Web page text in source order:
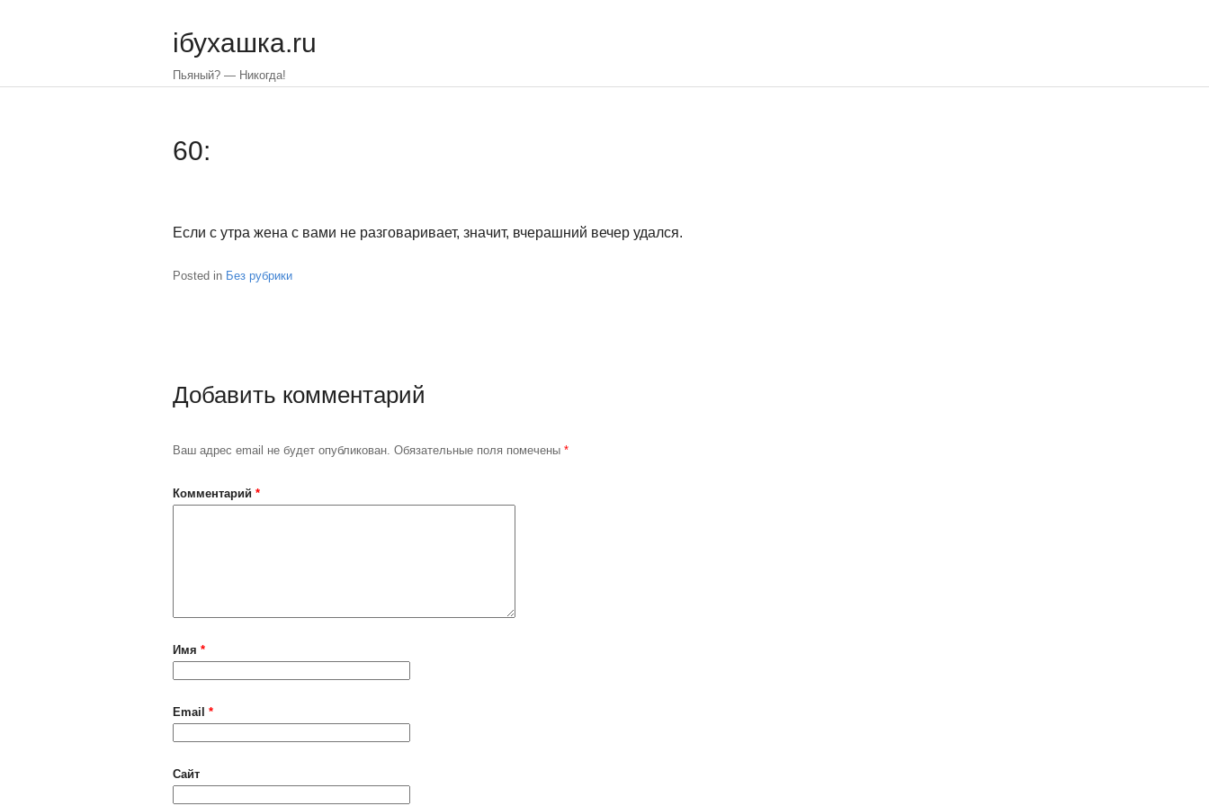
to
main
content
iбухашка.ru
Пьяный? — Никогда!
60:
Если с утра жена с вами не разговаривает, значит, вчерашний вечер удался.
Posted in Без рубрики
Добавить комментарий
Ваш адрес email не будет опубликован. Обязательные поля помечены *
Комментарий *
Имя *
Email *
Сайт